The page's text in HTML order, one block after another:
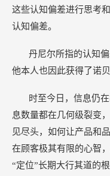
这些认知偏差进行思考
认知偏差。
丹尼尔所指的认知
他本人也因此获得了诺
时至今日，信息仍
息数量都在几何级裂变
见尽头，如何让产品和
在顾客极其有限的心智
“定位”长期大行其道的根